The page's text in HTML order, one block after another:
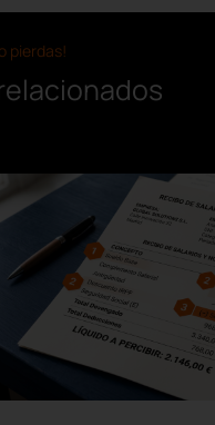
pierdas!